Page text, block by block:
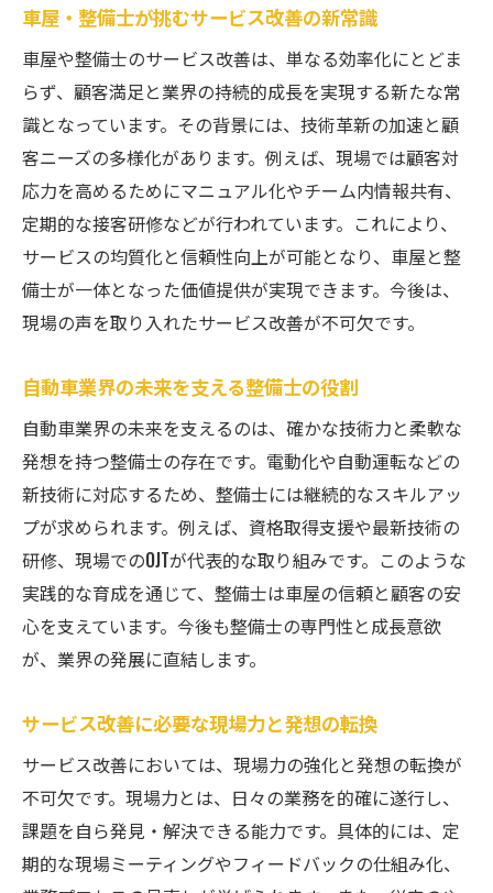
自動車整備士不足の背景と業界の現状分析
国による整備士不足対策と現場の反応
整備士減少の理由と現場での課題対応策
未来の安定を築くための対策のポイント
サービス改善を通じて広がる車屋の新たな可能
性
車屋・整備士が挑戦する新サービスへの展
開
デジタル化で広がる車屋・整備士の業務効
サービス改善が生み出す顧客満足の向上策
環境配慮サービスが車屋・整備士にもたら
す効果
人材育成とサービス改革の両立が成長の鍵
新たな可能性を拓く現場のアイデア実例
車屋・整備士が直面する課題解決のヒント
車屋・整備士が抱える悩みの現状と解決法
現場の声を活かした課題解決アプローチ
車屋・整備士の資格取得支援の重要性
コミュニケーション強化が生む信頼関係
新しい技術導入に向けた現場の工夫
診断機アレコレ活用で現場力を高める方法
診断機を活かした整備士の技術向上術
車屋・整備士が挑むサービス改善の新常識
車屋や整備士のサービス改善は、単なる効率化にとどま
らず、顧客満足と業界の持続的成長を実現する新たな常
識となっています。その背景には、技術革新の加速と顧
客ニーズの多様化があります。例えば、現場では顧客対
応力を高めるためにマニュアル化やチーム内情報共有、
定期的な接客研修などが行われています。これにより、
サービスの均質化と信頼性向上が可能となり、車屋と整
備士が一体となった価値提供が実現できます。今後は、
現場の声を取り入れたサービス改善が不可欠です。
自動車業界の未来を支える整備士の役割
自動車業界の未来を支えるのは、確かな技術力と柔軟な
発想を持つ整備士の存在です。電動化や自動運転などの
新技術に対応するため、整備士には継続的なスキルアッ
プが求められます。例えば、資格取得支援や最新技術の
研修、現場でのOJTが代表的な取り組みです。このような
実践的な育成を通じて、整備士は車屋の信頼と顧客の安
心を支えています。今後も整備士の専門性と成長意欲
が、業界の発展に直結します。
サービス改善に必要な現場力と発想の転換
サービス改善においては、現場力の強化と発想の転換が
不可欠です。現場力とは、日々の業務を的確に遂行し、
課題を自ら発見・解決できる能力です。具体的には、定
期的な現場ミーティングやフィードバックの仕組み化、